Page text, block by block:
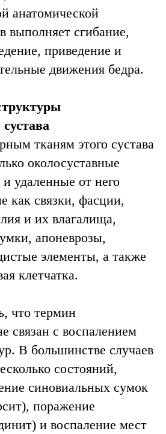
анатомической
выполняет сгибание,
приведение и
движения бедра.
тканям этого сустава
околосуставные
удаленные от него
как связки, фасции,
и их влагалища,
апоневрозы,
элементы, а также
клетчатка.
что термин
связан с воспалением
В большинстве случаев
состояний,
синовиальных сумок
поражение
и воспаление мест